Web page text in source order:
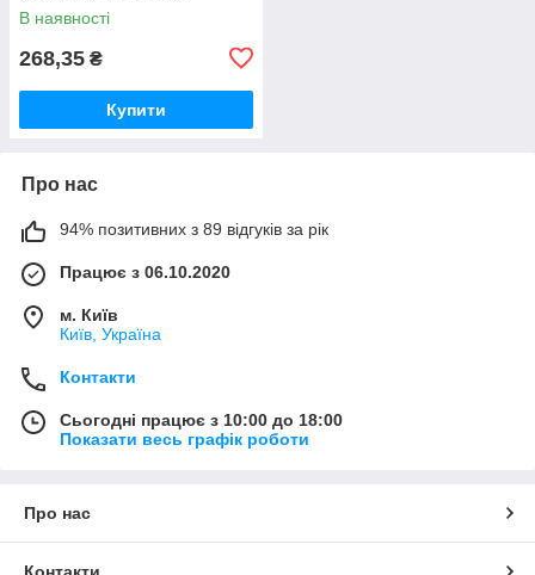
В наявності
268,35 ₴
Купити
Про нас
94% позитивних з 89 відгуків за рік
Працює з 06.10.2020
м. Київ
Київ, Україна
Контакти
Сьогодні працює з 10:00 до 18:00
Показати весь графік роботи
Про нас